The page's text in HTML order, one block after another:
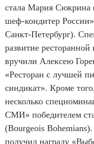
стала Мария
шеф-кондитер
Санкт-Петербург).
развитие
вручили Алексею
«Ресторан с лучшей
синдикат». Кроме
несколько
СМИ» победителем
(Bourgeois
получил награду